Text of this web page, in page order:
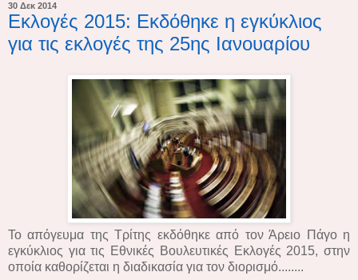
30 Δεκ 2014
Εκλογές 2015: Εκδόθηκε η εγκύκλιος
για τις εκλογές της 25ης Ιανουαρίου
Το απόγευμα της Τρίτης εκδόθηκε από τον Άρειο Πάγο η
εγκύκλιος για τις Εθνικές Βουλευτικές Εκλογές 2015, στην
οποία καθορίζεται η διαδικασία για τον διορισμό........